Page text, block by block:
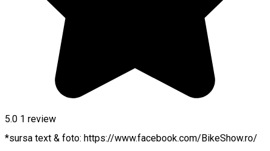
5.0 1 review
*sursa text & foto: https://www.facebook.com/BikeShow.ro/